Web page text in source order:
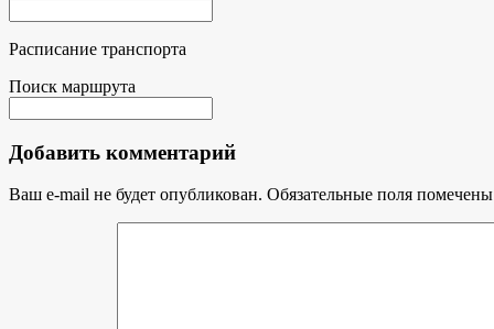
Расписание транспорта
Поиск маршрута
Добавить комментарий
Ваш e-mail не будет опубликован. Обязательные поля